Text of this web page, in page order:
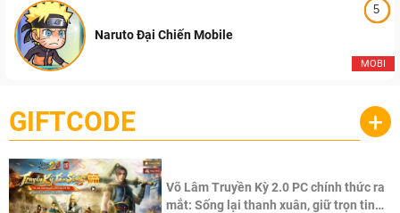
5
MOBI
Naruto Đại Chiến Mobile
GIFTCODE +
Võ Lâm Truyền Kỳ 2.0 PC chính thức ra
mắt: Sống lại thanh xuân, giữ trọn tinh